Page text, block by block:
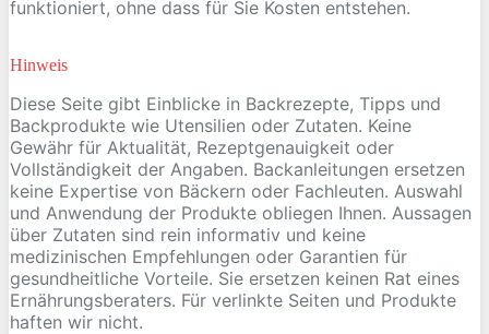
funktioniert, ohne dass für Sie Kosten entstehen.
Hinweis
Diese Seite gibt Einblicke in Backrezepte, Tipps und
Backprodukte wie Utensilien oder Zutaten. Keine
Gewähr für Aktualität, Rezeptgenauigkeit oder
Vollständigkeit der Angaben. Backanleitungen ersetzen
keine Expertise von Bäckern oder Fachleuten. Auswahl
und Anwendung der Produkte obliegen Ihnen. Aussagen
über Zutaten sind rein informativ und keine
medizinischen Empfehlungen oder Garantien für
gesundheitliche Vorteile. Sie ersetzen keinen Rat eines
Ernährungsberaters. Für verlinkte Seiten und Produkte
haften wir nicht.